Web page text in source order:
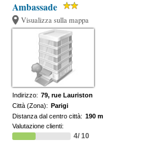
Ambassade
Visualizza sulla mappa
Indirizzo: 79, rue Lauriston
Città (Zona): Parigi
Distanza dal centro città: 190 m
Valutazione clienti:
4/ 10